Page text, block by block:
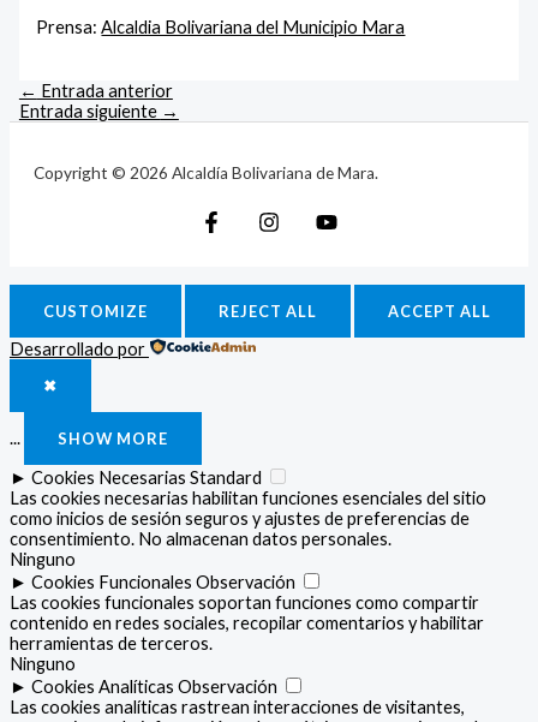
Prensa:Alcaldia Bolivariana del Municipio Mara
← Entrada anterior
Entrada siguiente →
Copyright © 2026 Alcaldía Bolivariana de Mara.
CUSTOMIZE REJECT ALL ACCEPT ALL
Desarrollado por
✖
... SHOW MORE
► Cookies Necesarias Standard
Las cookies necesarias habilitan funciones esenciales del sitio
como inicios de sesión seguros y ajustes de preferencias de
consentimiento. No almacenan datos personales.
Ninguno
► Cookies Funcionales Observación
Las cookies funcionales soportan funciones como compartir
contenido en redes sociales, recopilar comentarios y habilitar
herramientas de terceros.
Ninguno
► Cookies Analíticas Observación
Las cookies analíticas rastrean interacciones de visitantes,